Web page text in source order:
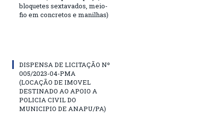
bloquetes sextavados, meio-
fio em concretos e manilhas)
DISPENSA DE LICITAÇÃO Nº
005/2023-04-PMA
(LOCAÇÃO DE IMOVEL
DESTINADO AO APOIO A
POLICIA CIVIL DO
MUNICIPIO DE ANAPU/PA)